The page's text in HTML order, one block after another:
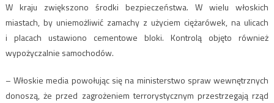
W kraju zwiększono środki bezpieczeństwa. W wielu włoskich
miastach, by uniemożliwić zamachy z użyciem ciężarówek, na ulicach
i placach ustawiono cementowe bloki. Kontrolą objęto również
wypożyczalnie samochodów.
– Włoskie media powołując się na ministerstwo spraw wewnętrznych
donoszą, że przed zagrożeniem terrorystycznym przestrzegają rząd